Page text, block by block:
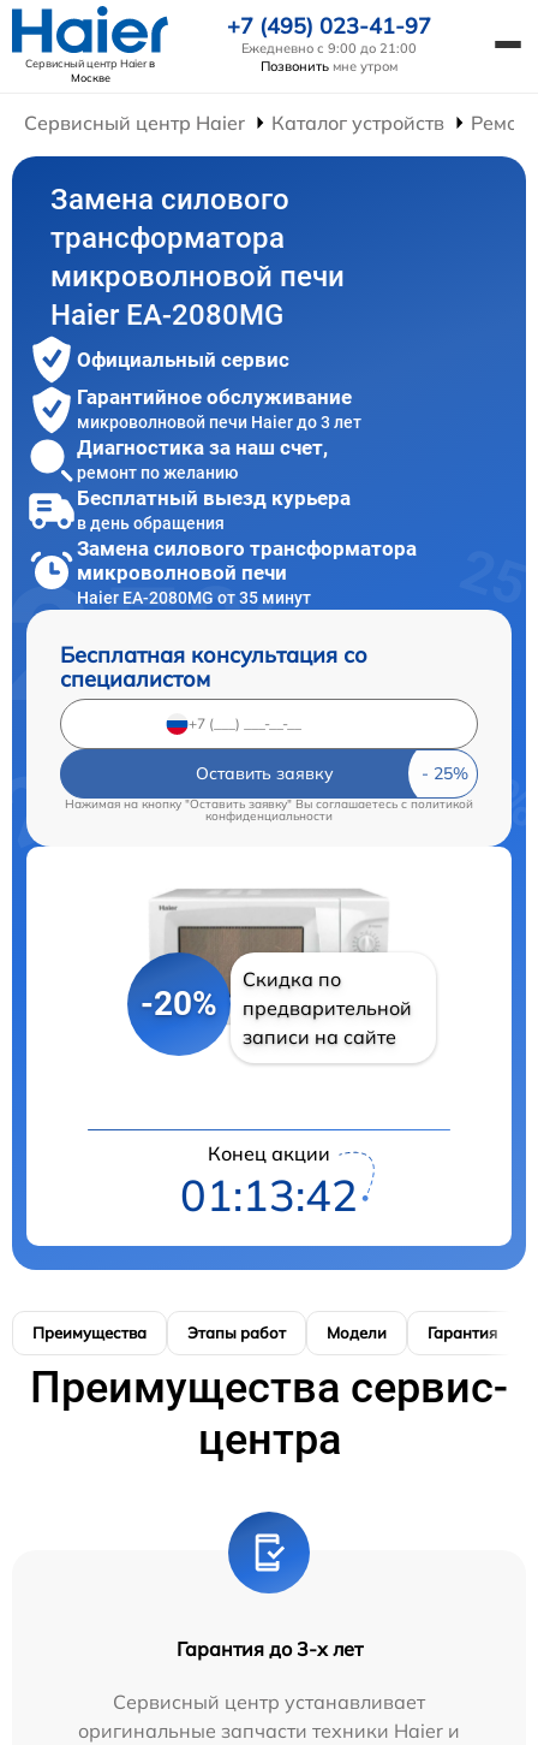
Сервисный центр Haierв
Москве
+7 (495) 023-41-97
Ежедневно с 9:00 до 21:00
Позвонить мне утром
Сервисный центр Haier Каталог устройств
Замена силового
трансформатора
микроволновой печи
Haier EA-2080MG
Официальный сервис
Гарантийное обслуживание
микроволновой печи Haier до 3 лет
Диагностика за наш счет,
ремонт по желанию
Бесплатный выезд курьера
в день обращения
Замена силового трансформатора
микроволновой печи
Haier EA-2080MG от 35 минут
Бесплатная консультация со
специалистом
Оставить заявку
Нажимая на кнопку "Оставить заявку" Вы соглашаетесь cполитикой
конфиденциальности
-20%
Скидка по
предварительной
записи на сайте
Конец акции
01:13:41
Преимущества Этапы работ Модели Гарантия
Преимущества сервис-
центра
Гарантия до 3-х лет
Сервисный центр устанавливает
оригинальные запчасти техники Haier и